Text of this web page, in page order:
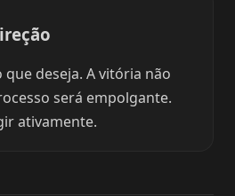
deseja. A vitória não
será empolgante.
ativamente.